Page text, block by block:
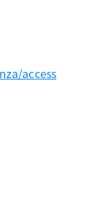
access